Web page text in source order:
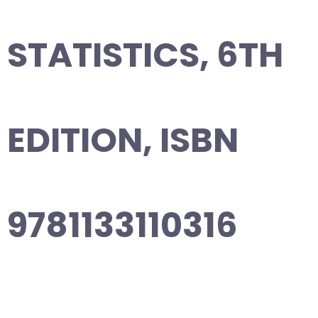
STATISTICS, 6TH
EDITION, ISBN
9781133110316